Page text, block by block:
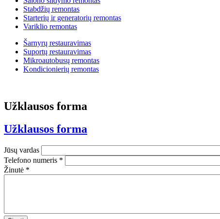
Stabdžių remontas
Starterių ir generatorių remontas
Variklio remontas
Šarnyrų restauravimas
Suportų restauravimas
Mikroautobusų remontas
Kondicionierių remontas
Užklausos forma
Užklausos forma
Jūsų vardas
Telefono numeris *
Žinutė *